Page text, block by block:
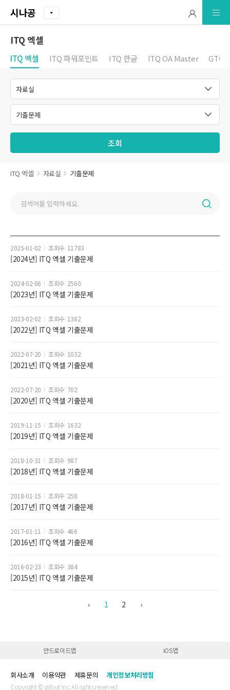
시나공
ITQ 엑셀
ITQ 엑셀 ITQ 파워포인트 ITQ 한글 ITQ OA Master GTQ
조회
ITQ 엑셀 자료실 기출문제
[2024년] ITQ 엑셀 기출문제
11783
2025-01-02
[2023년] ITQ 엑셀 기출문제
2560
2024-02-06
[2022년] ITQ 엑셀 기출문제
1382
2023-02-02
[2021년] ITQ 엑셀 기출문제
1032
2022-07-20
[2020년] ITQ 엑셀 기출문제
702
2022-07-20
[2019년] ITQ 엑셀 기출문제
1632
2019-11-15
[2018년] ITQ 엑셀 기출문제
987
2018-10-31
[2017년] ITQ 엑셀 기출문제
258
2018-01-15
[2016년] ITQ 엑셀 기출문제
466
2017-01-11
[2015년] ITQ 엑셀 기출문제
384
2016-02-23
‹ 1 2 ›
안드로이드앱 iOS앱
Copyright © gilbut Inc. All rights reserved.
회사소개 이용약관 제휴문의 개인정보처리방침